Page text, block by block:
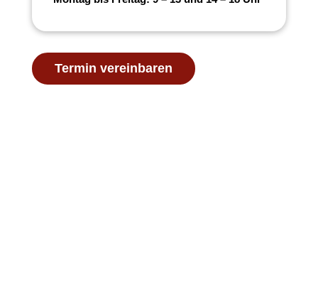
Termin vereinbaren